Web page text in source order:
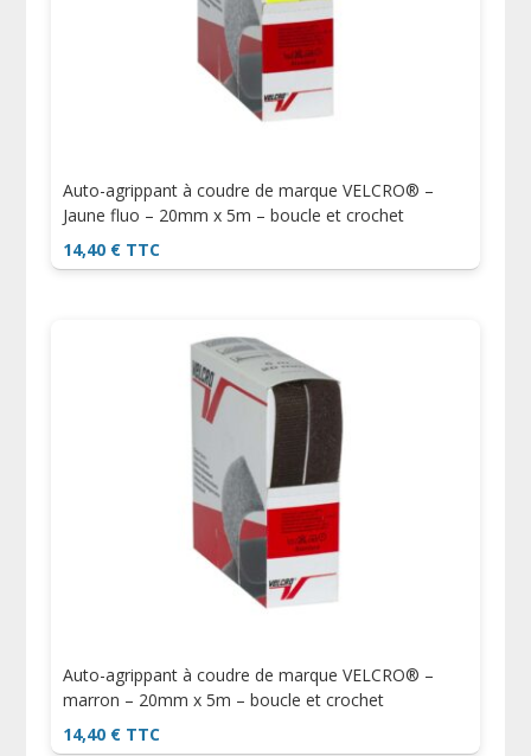
Auto-agrippant à coudre de marque VELCRO® –
Jaune fluo – 20mm x 5m – boucle et crochet
14,40 € TTC
Auto-agrippant à coudre de marque VELCRO® –
marron – 20mm x 5m – boucle et crochet
14,40 € TTC